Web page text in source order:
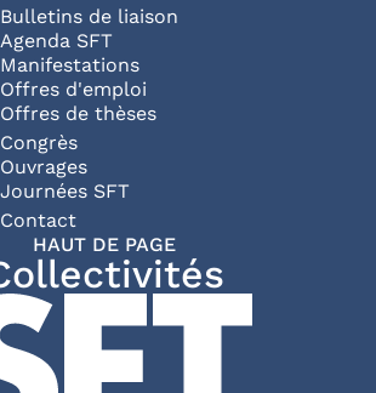
Bulletins de liaison
Agenda SFT
Manifestations
Offres d'emploi
Offres de thèses
Congrès
Ouvrages
Journées SFT
Pied de page
Contact
HAUT DE PAGE